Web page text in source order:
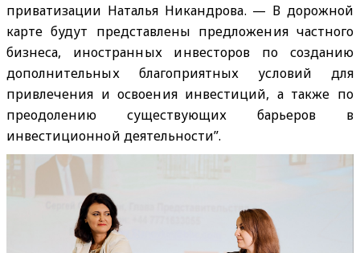
приватизации Наталья Никандрова. — В дорожной
карте будут представлены предложения частного
бизнеса, иностранных инвесторов по созданию
дополнительных благоприятных условий для
привлечения и освоения инвестиций, а также по
преодолению существующих барьеров в
инвестиционной деятельности”.